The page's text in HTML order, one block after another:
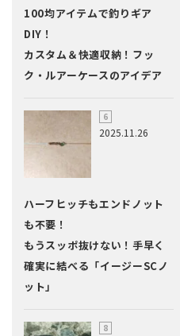
100均アイテムで釣りギア
DIY！
カスタム＆快適収納！フッ
ク・ルアーケースのアイデア
2025.11.26
ハーフヒッチもエンドノット
も不要！
もうスッポ抜けない！手早く
確実に結べる「イージーSCノ
ット」